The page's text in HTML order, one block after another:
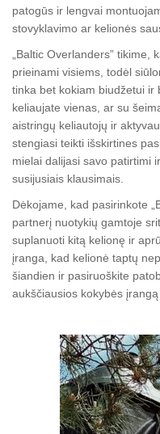
patogūs ir lengvai
stovyklavimo ar kelionės
„Baltic Overlanders”
prieinami visiems, todėl
tinka bet kokiam biudžetui ir
keliaujate vienas, ar su
aistringų keliautojų ir
stengiasi teikti išskirtines
mielai dalijasi savo patirtimi
susijusiais klausimais.
Dėkojame, kad pasirinkote
partnerį nuotykių gamtoje
suplanuoti kitą kelionę ir
įranga, kad kelionė taptų
šiandien ir pasiruoškite
aukščiausios kokybės įrangą